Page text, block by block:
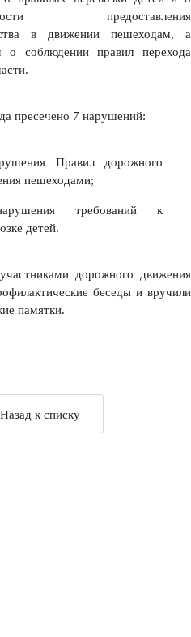
предоставления
в движении пешеходам, а
о соблюдении правил перехода
пресечено 7 нарушений:
Правил дорожного
пешеходами;
требований к
детей.
дорожного движения
беседы и вручили
памятки.
Назад к списку